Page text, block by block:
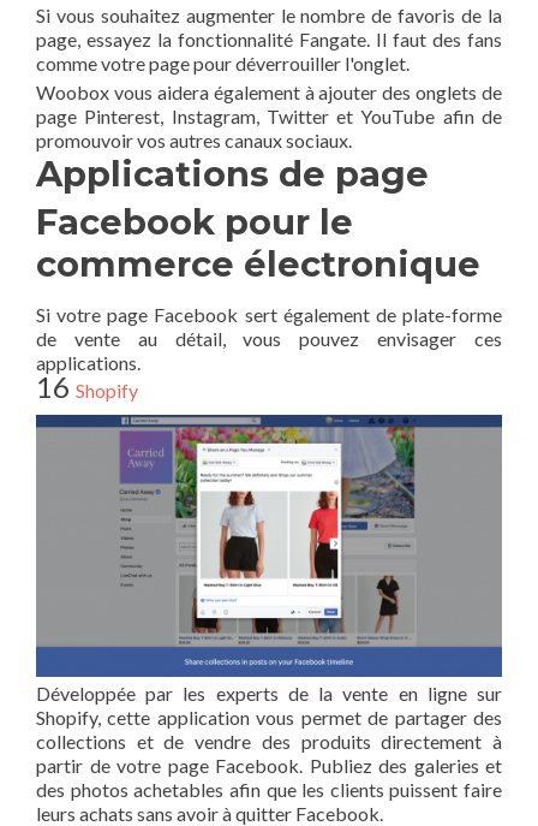
Si vous souhaitez augmenter le nombre de favoris de la
page, essayez la fonctionnalité Fangate. Il faut des fans
comme votre page pour déverrouiller l'onglet.
Woobox vous aidera également à ajouter des onglets de
page Pinterest, Instagram, Twitter et YouTube afin de
promouvoir vos autres canaux sociaux.
Applications de page
Facebook pour le
commerce électronique
Si votre page Facebook sert également de plate-forme
de vente au détail, vous pouvez envisager ces
applications.
16 Shopify
Développée par les experts de la vente en ligne sur
Shopify, cette application vous permet de partager des
collections et de vendre des produits directement à
partir de votre page Facebook. Publiez des galeries et
des photos achetables afin que les clients puissent faire
leurs achats sans avoir à quitter Facebook.